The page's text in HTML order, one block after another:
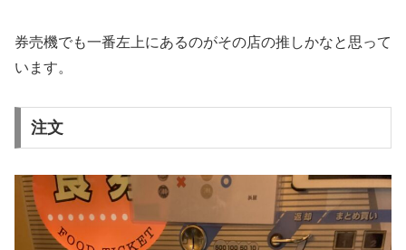
券売機でも一番左上にあるのがその店の推しかなと思って
います。
注文